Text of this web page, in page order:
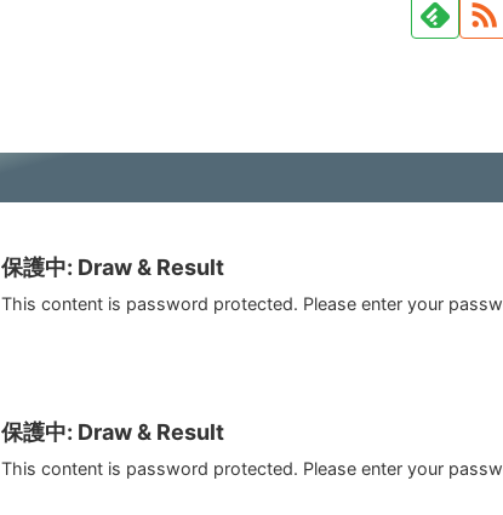
保護中: Draw & Result
This content is password protected. Please enter your
保護中: Draw & Result
This content is password protected. Please enter your